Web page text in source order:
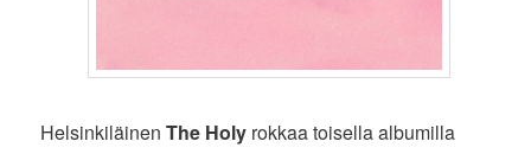
HelsinkiläinenThe Holy rokkaa toisella albumilla